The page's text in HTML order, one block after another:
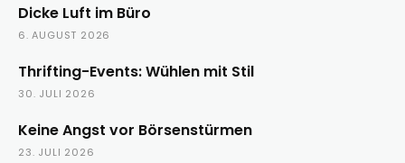
Dicke Luft im Büro
6. AUGUST 2026
Thrifting-Events: Wühlen mit Stil
30. JULI 2026
Keine Angst vor Börsenstürmen
23. JULI 2026